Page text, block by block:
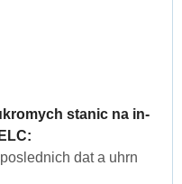
stanic na in-
dat a uhrn